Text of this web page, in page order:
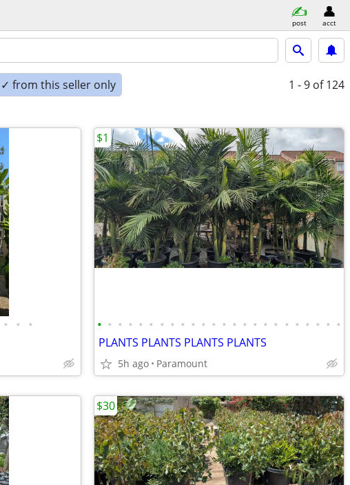
post acct
✓ from this seller only 1 - 9 of 124
• • • • • • • • • • • • • • • • • • • • • • • • • • •
PLANTS PLANTS PLANTS PLANTS
5h ago Paramount
$1
$30